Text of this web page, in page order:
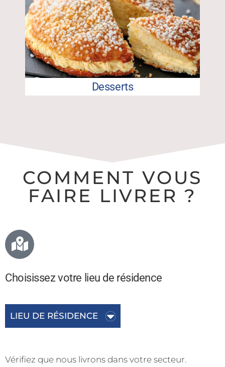
Desserts
COMMENT VOUS
FAIRE LIVRER ?
Choisissez votre lieu de résidence
Vérifiez que nous livrons dans votre secteur.